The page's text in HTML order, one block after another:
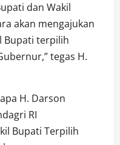
dan Wakil
akan mengajukan
Bupati terpilih
tegas H.
H. Darson
RI
Bupati Terpilih